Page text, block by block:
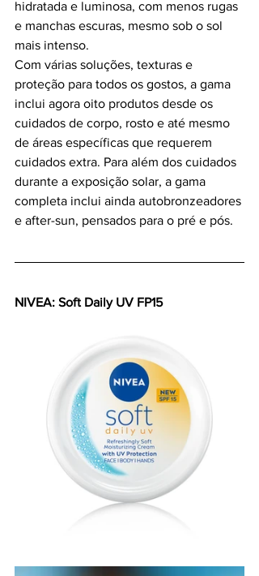
hidratada e luminosa, com menos rugas
e manchas escuras, mesmo sob o sol
mais intenso.
Com várias soluções, texturas e
proteção para todos os gostos, a gama
inclui agora oito produtos desde os
cuidados de corpo, rosto e até mesmo
de áreas específicas que requerem
cuidados extra. Para além dos cuidados
durante a exposição solar, a gama
completa inclui ainda autobronzeadores
e after-sun, pensados para o pré e pós.
NIVEA: Soft Daily UV FP15